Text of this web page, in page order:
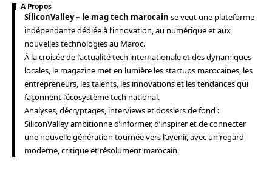
A Propos
SiliconValley – le mag tech marocain se veut une plateforme
indépendante dédiée à l’innovation, au numérique et aux
nouvelles technologies au Maroc.
À la croisée de l’actualité tech internationale et des dynamiques
locales, le magazine met en lumière les startups marocaines, les
entrepreneurs, les talents, les innovations et les tendances qui
façonnent l’écosystème tech national.
Analyses, décryptages, interviews et dossiers de fond :
SiliconValley ambitionne d’informer, d’inspirer et de connecter
une nouvelle génération tournée vers l’avenir, avec un regard
moderne, critique et résolument marocain.